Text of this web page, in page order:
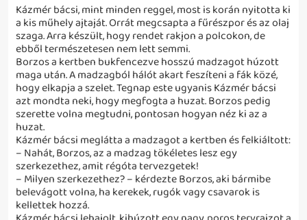
Kázmér bácsi, mint minden reggel, most is korán nyitotta ki
a kis műhely ajtaját. Orrát megcsapta a fűrészpor és az olaj
szaga. Arra készült, hogy rendet rakjon a polcokon, de
ebből természetesen nem lett semmi.
Borzos a kertben bukfencezve hosszú madzagot húzott
maga után. A madzagból hálót akart feszíteni a fák közé,
hogy elkapja a szelet. Tegnap este ugyanis Kázmér bácsi
azt mondta neki, hogy megfogta a huzat. Borzos pedig
szerette volna megtudni, pontosan hogyan néz ki az a
huzat.
Kázmér bácsi meglátta a madzagot a kertben és felkiáltott:
– Nahát, Borzos, az a madzag tökéletes lesz egy
szerkezethez, amit régóta tervezgetek!
– Milyen szerkezethez? – kérdezte Borzos, aki bármibe
belevágott volna, ha kerekek, rugók vagy csavarok is
kellettek hozzá.